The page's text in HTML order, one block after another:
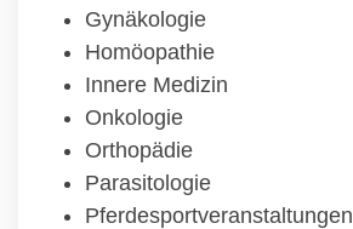
Gynäkologie
Homöopathie
Innere Medizin
Onkologie
Orthopädie
Parasitologie
Pferdesportveranstaltungen